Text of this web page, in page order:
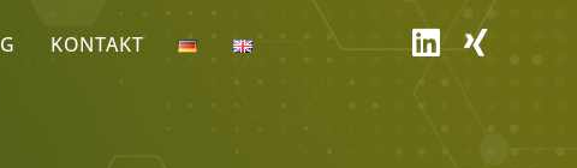
KONTAKT